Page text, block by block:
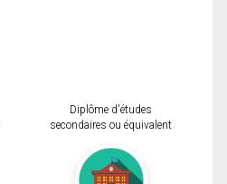
Diplôme d'études
secondaires ou équivalent